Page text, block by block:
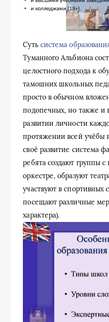
Суть система
Туманного Альбиона
целостного подхода к
тамошних школьных
просто в обычном
подопечных, но также и
развитии личности
протяжении всей учёбы
своё развитие система
ребята создают группы
оркестре, образуют
участвуют в спортивных
посещают различные
характера).